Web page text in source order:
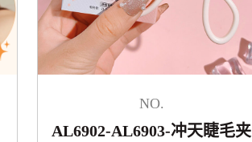
NO.
AL6902-AL6903-冲天睫毛夹